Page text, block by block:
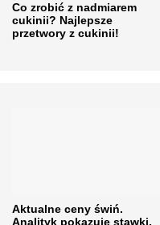
Co zrobić z nadmiarem
cukinii? Najlepsze
przetwory z cukinii!
Aktualne ceny świń.
Analityk pokazuje stawki,